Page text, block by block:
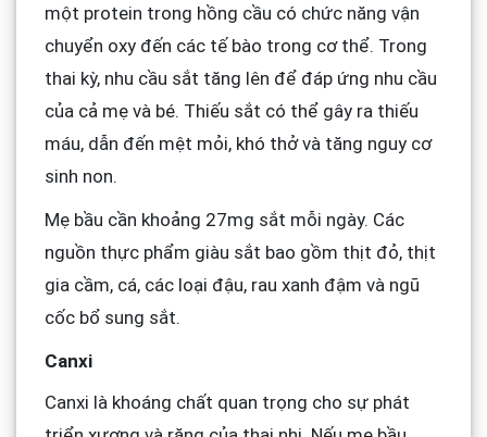
một protein trong hồng cầu có chức năng vận
chuyển oxy đến các tế bào trong cơ thể. Trong
thai kỳ, nhu cầu sắt tăng lên để đáp ứng nhu cầu
của cả mẹ và bé. Thiếu sắt có thể gây ra thiếu
máu, dẫn đến mệt mỏi, khó thở và tăng nguy cơ
sinh non.
Mẹ bầu cần khoảng 27mg sắt mỗi ngày. Các
nguồn thực phẩm giàu sắt bao gồm thịt đỏ, thịt
gia cầm, cá, các loại đậu, rau xanh đậm và ngũ
cốc bổ sung sắt.
Canxi
Canxi là khoáng chất quan trọng cho sự phát